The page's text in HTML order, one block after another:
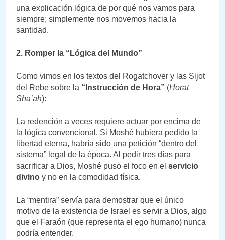
una explicación lógica de por qué nos vamos para
siempre; simplemente nos movemos hacia la
santidad.
2. Romper la “Lógica del Mundo”
Como vimos en los textos del Rogatchover y las Sijot
del Rebe sobre la “Instrucción de Hora” (Horat
Sha’ah):
La redención a veces requiere actuar por encima de
la lógica convencional. Si Moshé hubiera pedido la
libertad eterna, habría sido una petición “dentro del
sistema” legal de la época. Al pedir tres días para
sacrificar a Dios, Moshé puso el foco en el servicio
divino y no en la comodidad física.
La “mentira” servía para demostrar que el único
motivo de la existencia de Israel es servir a Dios, algo
que el Faraón (que representa el ego humano) nunca
podría entender.